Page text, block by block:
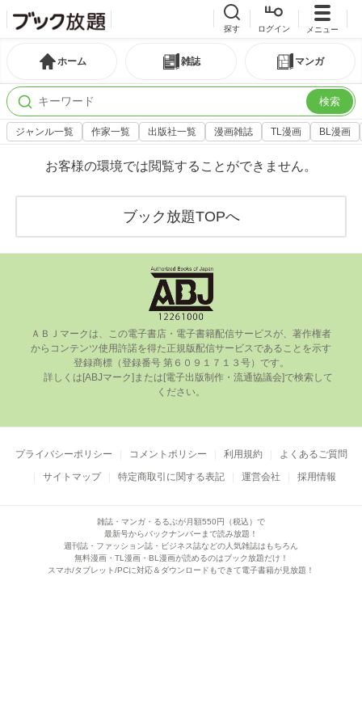
探す ログイン メニュー
ホーム 雑誌 マンガ
検索
ジャンル一覧 作家一覧 出版社一覧 漫画雑誌 TL漫画 BL漫画
お客様の環境では閲覧することができません。
ブック放題TOPへ
ＡＢＪマークは、この電⼦書店・電⼦書籍配信サービスが、著作権者
からコンテンツ使⽤許諾を得た正規版配信サービスであることを⽰す
登録商標（登録番号 第６０９１７１３号）です。
ください。
プライバシーポリシー コメントポリシー 利用規約
よくあるご質問
サイトマップ
特定商取引に関する表記 運営会社 採用情報
雑誌・マンガ・るるぶが月額550円（税込）で
最新号からバックナンバーまで読み放題！
週刊誌・ファッション誌・ビジネス誌などの人気雑誌はもちろん
無料漫画・TL漫画・BL漫画が読めるのはブック放題だけ！
スマホ/タブレット/PCに対応＆ダウンロードもできて電子書籍が見放題！